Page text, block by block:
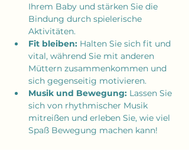
Ihrem Baby und stärken Sie die
Bindung durch spielerische
Aktivitäten.
Fit bleiben: Halten Sie sich fit und
vital, während Sie mit anderen
Müttern zusammenkommen und
sich gegenseitig motivieren.
Musik und Bewegung: Lassen Sie
sich von rhythmischer Musik
mitreißen und erleben Sie, wie viel
Spaß Bewegung machen kann!